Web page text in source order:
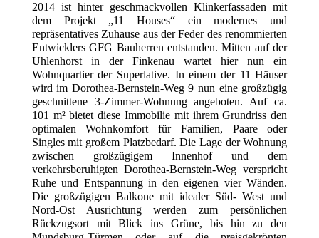
2014 ist hinter geschmackvollen Klinkerfassaden mit
dem Projekt „11 Houses“ ein modernes und
repräsentatives Zuhause aus der Feder des renommierten
Entwicklers GFG Bauherren entstanden. Mitten auf der
Uhlenhorst in der Finkenau wartet hier nun ein
Wohnquartier der Superlative. In einem der 11 Häuser
wird im Dorothea-Bernstein-Weg 9 nun eine großzügig
geschnittene 3-Zimmer-Wohnung angeboten. Auf ca.
101 m² bietet diese Immobilie mit ihrem Grundriss den
optimalen Wohnkomfort für Familien, Paare oder
Singles mit großem Platzbedarf. Die Lage der Wohnung
zwischen großzügigem Innenhof und dem
verkehrsberuhigten Dorothea-Bernstein-Weg verspricht
Ruhe und Entspannung in den eigenen vier Wänden.
Die großzügigen Balkone mit idealer Süd- West und
Nord-Ost Ausrichtung werden zum persönlichen
Rückzugsort mit Blick ins Grüne, bis hin zu den